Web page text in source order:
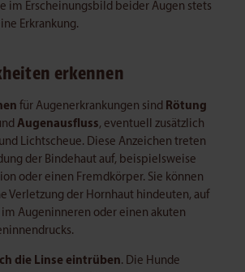
im Erscheinungsbild beider Augen stets
Erkrankung.
erkennen
für Augenerkrankungen sind Rötung
Augenausfluss, eventuell zusätzlich
Lichtscheue. Diese Anzeichen treten
der Bindehaut auf, beispielsweise
oder einen Fremdkörper. Sie können
Verletzung der Hornhaut hindeuten, auf
Augeninneren oder einen akuten
die Linse eintrüben. Die Hunde